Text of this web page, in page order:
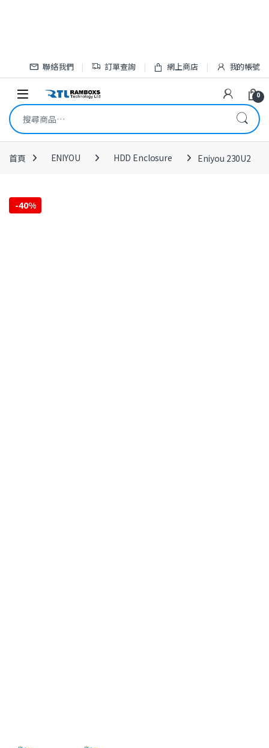
Skip to navigation
Skip to content
聯絡我們 訂單查詢 網上商店 我的帳號
Open 0
搜尋關鍵字:
首頁 ENIYOU HDD Enclosure Eniyou 230U2
-40%